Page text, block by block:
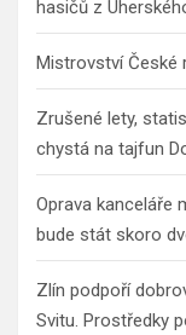
hasičů z
Mistrovství České
Zrušené lety,
chystá na tajfun
Oprava kanceláře
bude stát skoro
Zlín podpoří
Svitu. Prostředky